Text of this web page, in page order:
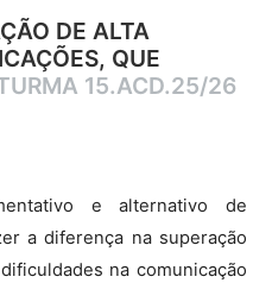
DE ALTA
QUE
15.ACD.25/26
e alternativo de
a diferença na superação
na comunicação